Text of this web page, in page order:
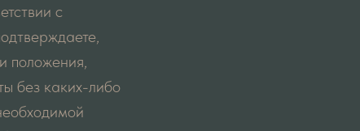
с
положения,
без каких-либо